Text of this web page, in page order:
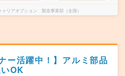
ャリアオプション 製造事業部（全国）
ー活躍中！】アルミ部品
OK